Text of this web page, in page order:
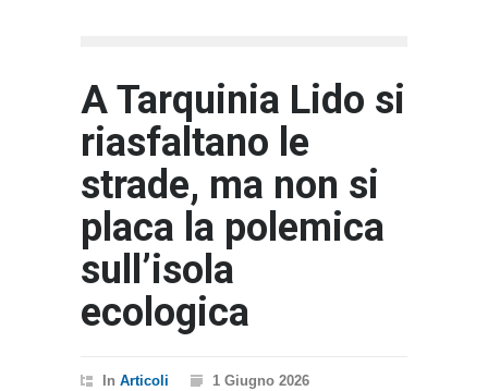
A Tarquinia Lido si
riasfaltano le
strade, ma non si
placa la polemica
sull’isola
ecologica
In Articoli
1 Giugno 2026